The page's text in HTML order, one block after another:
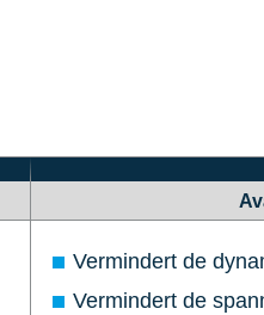
Vermindert de
Vermindert de